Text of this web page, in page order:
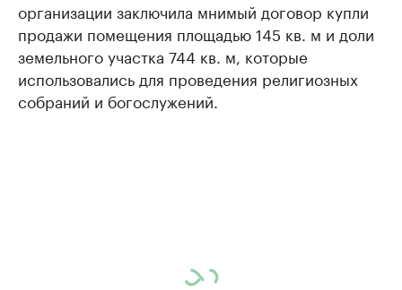
организации заключила мнимый договор купли
продажи помещения площадью 145 кв. м и доли
земельного участка 744 кв. м, которые
использовались для проведения религиозных
собраний и богослужений.